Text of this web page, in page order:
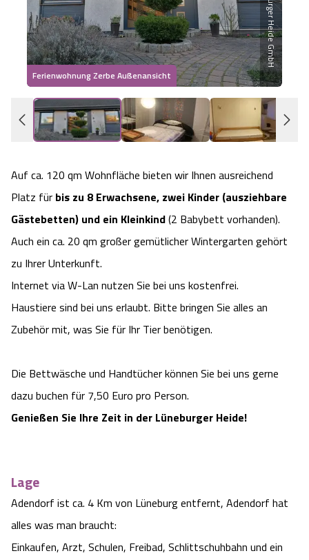
Heideflächen
Freizeitparks
Vital Urlaub
Städte
Ferienwohnungen
Ferienhäuser
Pensionen
Camping
Urlaub mit Hund
Naturpark Südheide
Naturerlebnis im Frühling
Naturerlebnis im Sommer
Naturerlebnis im Herbst
Naturerlebnis im Winter
Wandern
Fahrrad Urlaub
Reiten
Kutschen
Regionale Küche
Quad Bahn Bispingen
Kletterparks
Designer Outlet Soltau
Abenteuerlabyrinth
Heide Himmel Baumwipfelpfad
Adventure Schnucken Golf
Serengeti Park
Weltvogelpark Walsrode
Wildpark Lüneburger Heide
Wildpark Schwarze Berge
Ralf Schumacher Kart & Bowl
Thermen
Vegan, Fasten & Co.
Gesund & Fit
Balance
Wellness-Kurzurlaub
Wellness-Unterkünfte
THERMEplus® Unterkünfte
Veranstaltungen
Die Hansestadt Lüneburg
Sehenswürdigkeiten Lüneburg
Shopping Lüneburg
Kulinarisches Lüneburg
Unterkünfte Lüneburg
Veranstaltungen & Führungen Lüneburg
Shopping Celle
Kulinarisches Celle
Unterkünfte Celle
Hoher Kontrast Modus:
Schriftgröße: A A A
Ferienwohnung Zerbe Außenansicht
Auf ca. 120 qm Wohnfläche bieten wir Ihnen ausreichend
Platz für bis zu 8 Erwachsene, zwei Kinder (ausziehbare
Gästebetten) und ein Kleinkind(2 Babybett vorhanden).
Auch ein ca. 20 qm großer gemütlicher Wintergarten gehört
zu Ihrer Unterkunft.
Internet via W-Lan nutzen Sie bei uns kostenfrei.
Haustiere sind bei uns erlaubt. Bitte bringen Sie alles an
Zubehör mit, was Sie für Ihr Tier benötigen.
Die Bettwäsche und Handtücher können Sie bei uns gerne
dazu buchen für 7,50 Euro pro Person.
Genießen Sie Ihre Zeit in der Lüneburger Heide!
Lage
Adendorf ist ca. 4 Km von Lüneburg entfernt, Adendorf hat
alles was man braucht:
Einkaufen, Arzt, Schulen, Freibad, Schlittschuhbahn und ein